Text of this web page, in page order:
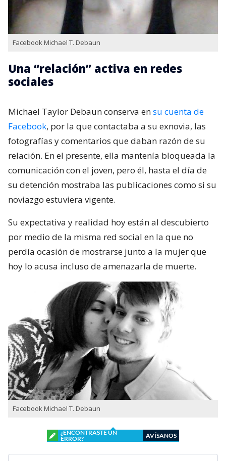
Facebook Michael T. Debaun
Una “relación” activa en redes
sociales
Michael Taylor Debaun conserva ensu cuenta de
Facebook, por la que contactaba a su exnovia, las
fotografías y comentarios que daban razón de su
relación. En el presente, ella mantenía bloqueada la
comunicación con el joven, pero él, hasta el día de
su detención mostraba las publicaciones como si su
noviazgo estuviera vigente.
Su expectativa y realidad hoy están al descubierto
por medio de la misma red social en la que no
perdía ocasión de mostrarse junto a la mujer que
hoy lo acusa incluso de amenazarla de muerte.
Facebook Michael T. Debaun
¿ENCONTRASTE UN
ERROR?
AVÍSANOS